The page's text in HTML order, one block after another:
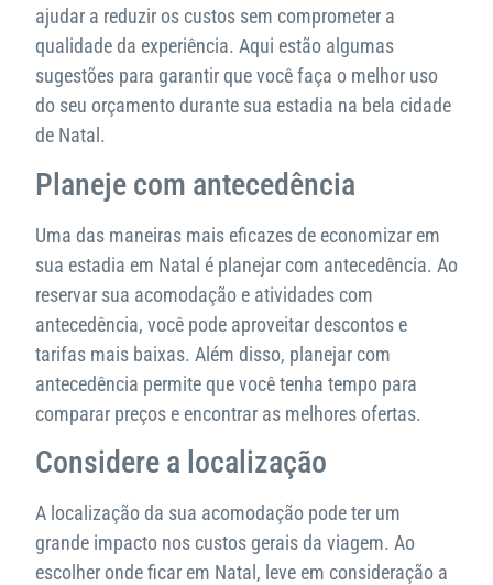
ajudar a reduzir os custos sem comprometer a
qualidade da experiência. Aqui estão algumas
sugestões para garantir que você faça o melhor uso
do seu orçamento durante sua estadia na bela cidade
de Natal.
Planeje com antecedência
Uma das maneiras mais eficazes de economizar em
sua estadia em Natal é planejar com antecedência. Ao
reservar sua acomodação e atividades com
antecedência, você pode aproveitar descontos e
tarifas mais baixas. Além disso, planejar com
antecedência permite que você tenha tempo para
comparar preços e encontrar as melhores ofertas.
Considere a localização
A localização da sua acomodação pode ter um
grande impacto nos custos gerais da viagem. Ao
escolher onde ficar em Natal, leve em consideração a